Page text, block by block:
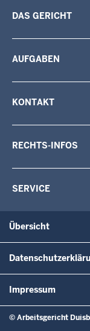
DAS GERICHT
AUFGABEN
KONTAKT
RECHTS-INFOS
SERVICE
Übersicht
Impressum
© Arbeitsgericht